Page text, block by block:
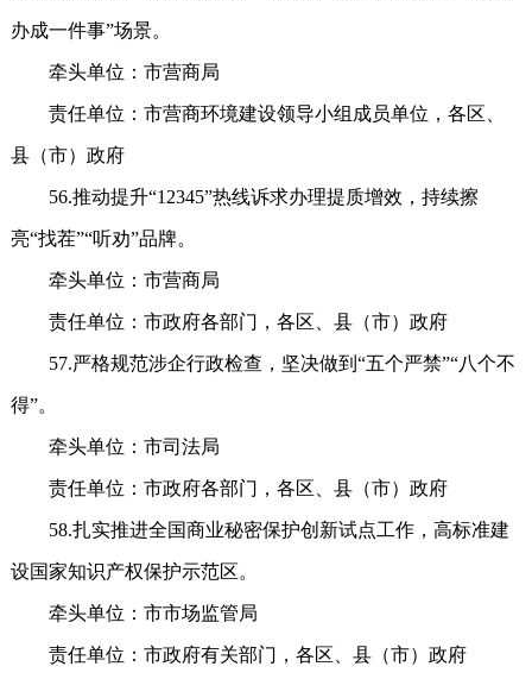
办成一件事”场景。
牵头单位：市营商局
责任单位：市营商环境建设领导小组成员单位，各区、
县（市）政府
56.推动提升“12345”热线诉求办理提质增效，持续擦
亮“找茬”“听劝”品牌。
牵头单位：市营商局
责任单位：市政府各部门，各区、县（市）政府
57.严格规范涉企行政检查，坚决做到“五个严禁”“八个不
得”。
牵头单位：市司法局
责任单位：市政府各部门，各区、县（市）政府
58.扎实推进全国商业秘密保护创新试点工作，高标准建
设国家知识产权保护示范区。
牵头单位：市市场监管局
责任单位：市政府有关部门，各区、县（市）政府